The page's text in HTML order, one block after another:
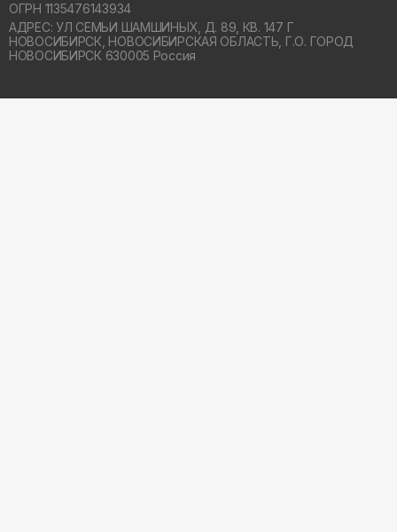
ОГРН 1135476143934
АДРЕС: УЛ СЕМЬИ ШАМШИНЫХ, Д. 89, КВ. 147 Г
НОВОСИБИРСК, НОВОСИБИРСКАЯ ОБЛАСТЬ, Г.О. ГОРОД
НОВОСИБИРСК 630005 Россия